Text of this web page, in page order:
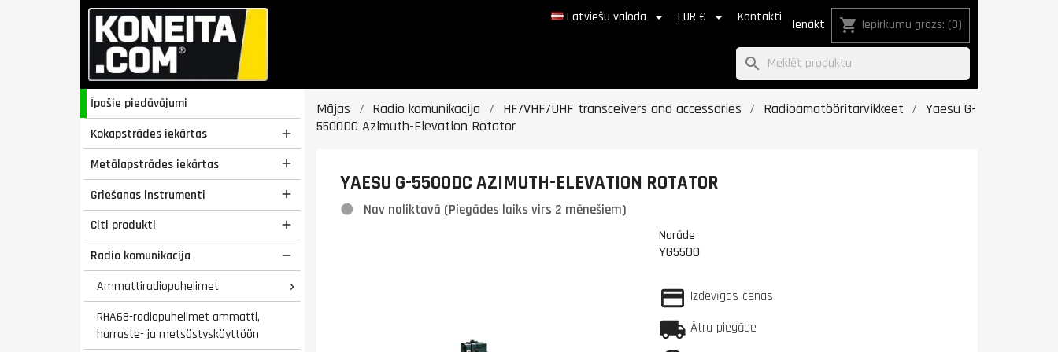
Latviešu valoda  EUR €  Kontakti Ienākt shopping_cart Iepirkumu grozs: (0)
search
Īpašie piedāvājumi
Kokapstrādes iekārtas

Metālapstrādes iekārtas 
Griešanas instrumenti 
Citi produkti 
Radio komunikacija 
Ammattiradiopuhelimet 
RHA68-radiopuhelimet ammatti,
harraste- ja metsästyskäyttöön
Mājas Radio komunikacija HF/VHF/UHF transceivers and accessories Radioamatööritarvikkeet
Yaesu G-
5500DC Azimuth-Elevation Rotator
YAESU G-5500DC AZIMUTH-ELEVATION ROTATOR
Nav noliktavā (Piegādes laiks virs 2 mēnešiem)
Norāde
YG5500
Izdevīgas cenas
Ātra piegāde